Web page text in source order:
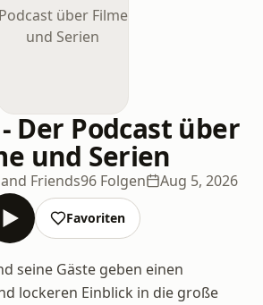
Der Podcast über
und Serien
Friends96 Folgen Aug 5, 2026
Favoriten
seine Gäste geben einen
lockeren Einblick in die große